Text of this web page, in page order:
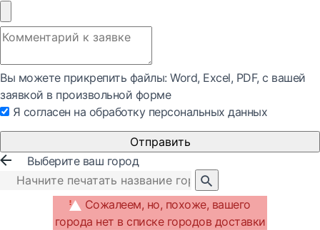
Вы можете прикрепить файлы: Word, Exсel, PDF, с вашей
заявкой в произвольной форме
Я согласен на обработку персональных данных
Отправить
Выберите ваш город
Сожалеем, но, похоже, вашего
города нет в списке городов доставки